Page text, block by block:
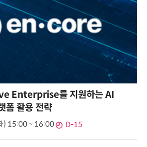
Enterprise를 지원하는 AI
활용 전략
) 15:00 ~ 16:00 D-15